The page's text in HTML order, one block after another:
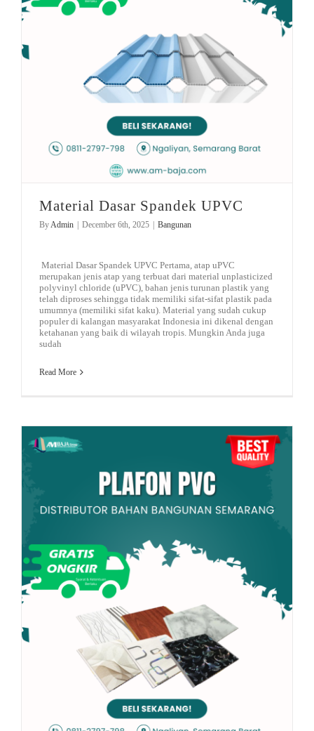
Material Dasar Spandek UPVC
By Admin | December 6th, 2025 | Bangunan
Material Dasar Spandek UPVC Pertama, atap uPVC
merupakan jenis atap yang terbuat dari material unplasticized
polyvinyl chloride (uPVC), bahan jenis turunan plastik yang
telah diproses sehingga tidak memiliki sifat-sifat plastik pada
umumnya (memiliki sifat kaku). Material yang sudah cukup
populer di kalangan masyarakat Indonesia ini dikenal dengan
ketahanan yang baik di wilayah tropis. Mungkin Anda juga
sudah
Read More